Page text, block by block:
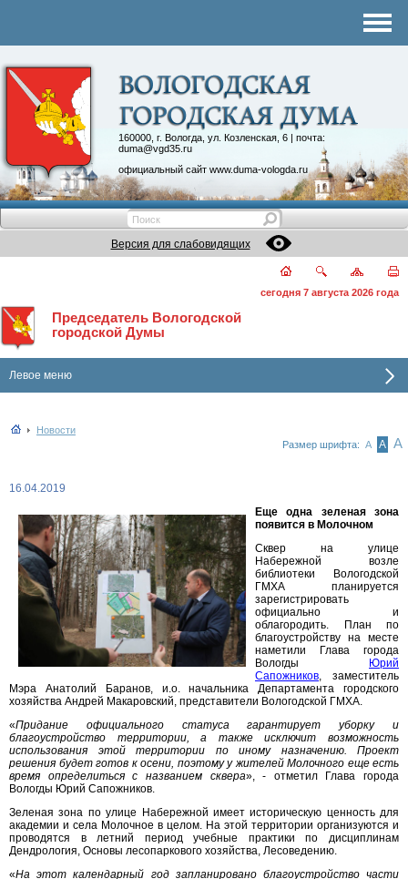
160000, г. Вологда, ул. Козленская, 6 | почта:
duma@vgd35.ru
официальный сайт www.duma-vologda.ru
Контакты
Депутатские объединения
Версия для слабовидящих
сегодня 7 августа 2026 года
Председатель Вологодской
городской Думы
Левое меню
Новости
Размер шрифта: А А А
16.04.2019
Еще одна зеленая зона
появится в Молочном
Сквер на улице
Набережной возле
библиотеки Вологодской
ГМХА планируется
зарегистрировать
официально и
облагородить. План по
благоустройству на месте
наметили Глава города
Вологды
Юрий
Сапожников, заместитель
Мэра Анатолий Баранов, и.о. начальника Департамента городского
хозяйства Андрей Макаровский, представители Вологодской ГМХА.
«Придание официального статуса гарантирует уборку и
благоустройство территории, а также исключит возможность
использования этой территории по иному назначению. Проект
решения будет готов к осени, поэтому у жителей Молочного еще есть
время определиться с названием сквера», - отметил Глава города
Вологды Юрий Сапожников.
Зеленая зона по улице Набережной имеет историческую ценность для
академии и села Молочное в целом. На этой территории организуются и
проводятся в летний период учебные практики по дисциплинам
Дендрология, Основы лесопаркового хозяйства, Лесоведению.
«На этот календарный год запланировано благоустройство части